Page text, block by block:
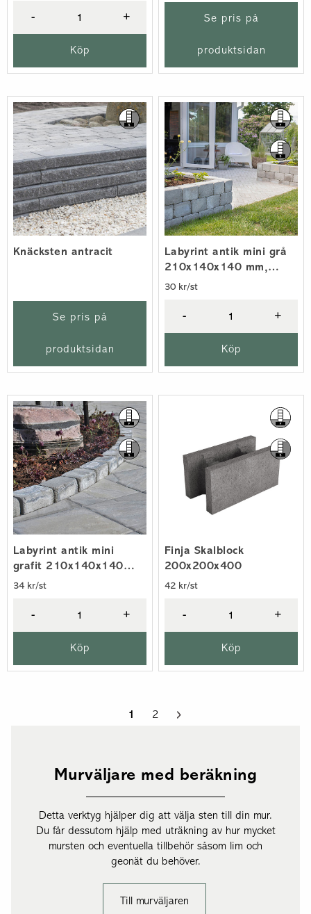
- +
Köp
Se pris på
produktsidan
Knäcksten antracit
Se pris på
produktsidan
Labyrint antik mini grå
210x140x140 mm,
tumlad
30 kr/st
- +
Köp
Labyrint antik mini
grafit 210x140x140
mm, tumlad
34 kr/st
- +
Köp
Finja Skalblock
200x200x400
42 kr/st
- +
Köp
1 2
Murväljare med beräkning
Detta verktyg hjälper dig att välja sten till din mur.
Du får dessutom hjälp med uträkning av hur mycket
mursten och eventuella tillbehör såsom lim och
geonät du behöver.
Till murväljaren